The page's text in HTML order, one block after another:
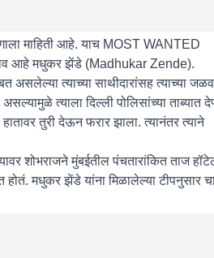
माहिती आहे. याच MOST WANTED
नाव आहे मधुकर झेंडे (Madhukar Zende).
असलेल्या त्याच्या साथीदारांसह त्याच्या जळव
त्याला दिल्ली पोलिसांच्या ताब्यात
तुरी देऊन फरार झाला. त्यानंतर त्याने
शोभराजने मुंबईतील पंचतारांकित ताज
मधुकर झेंडे यांना मिळालेल्या टीपनुसार